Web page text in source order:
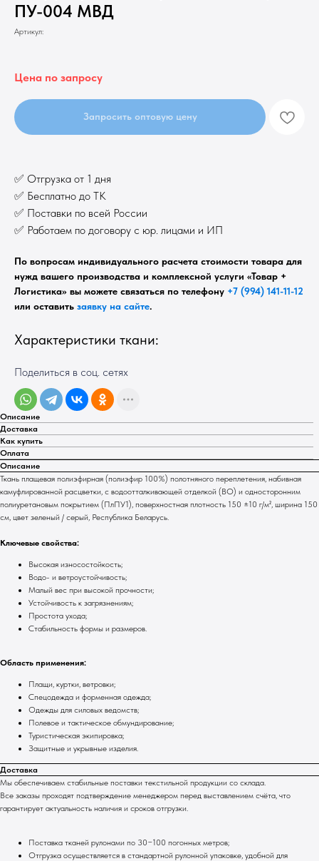
ПУ-004 МВД
Артикул:
Цена по запросу
Запросить оптовую цену
✅ Отгрузка от 1 дня
✅ Бесплатно до ТК
✅ Поставки по всей России
✅ Работаем по договору с юр. лицами и ИП
По вопросам индивидуального расчета стоимости товара для
нужд вашего производства и комплексной услуги «Товар +
Логистика» вы можете связаться по телефону +7 (994) 141-11-12
или оставить заявку на сайте.
Характеристики ткани:
Поделиться в соц. сетях
Описание
Доставка
Как купить
Оплата
Описание
Ткань плащевая полиэфирная (полиэфир 100%) полотняного переплетения, набивная
камуфлированной расцветки, с водоотталкивающей отделкой (ВО) и односторонним
полиуретановым покрытием (ПлПУ1), поверхностная плотность 150 ±10 г/м², ширина 150
см, цвет зеленый / серый, Республика Беларусь.
Ключевые свойства:
Высокая износостойкость;
Водо- и ветроустойчивость;
Малый вес при высокой прочности;
Устойчивость к загрязнениям;
Простота ухода;
Стабильность формы и размеров.
Область применения:
Плащи, куртки, ветровки;
Спецодежда и форменная одежда;
Одежды для силовых ведомств;
Полевое и тактическое обмундирование;
Туристическая экипировка;
Защитные и укрывные изделия.
Доставка
Мы обеспечиваем стабильные поставки текстильной продукции со склада.
Все заказы проходят подтверждение менеджером перед выставлением счёта, что
гарантирует актуальность наличия и сроков отгрузки.
Поставка тканей рулонами по 30−100 погонных метров;
Отгрузка осуществляется в стандартной рулонной упаковке, удобной для